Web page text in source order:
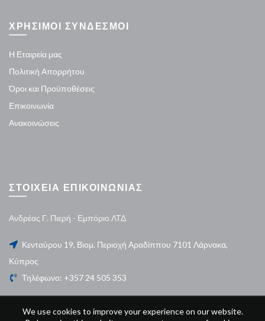
ΧΡΗΣΙΜΟΙ ΣΥΝΔΕΣΜΟΙ
Η Εταιρεία μας
Πολιτική Απορρήτου
Όροι και Προϋποθέσεις
Επικοινωνία
Ανακοινώσεις
ΣΤΟΙΧΕΙΑ ΕΠΙΚΟΙΝΩΝΙΑΣ
Ανδρέας Γ. Πιερή - Εμπόριο ΛΤΔ
Κενταύρου 19, Βιομ. Περιοχή Αραδίππου 7101 Λάρνακα,
Κύπρος
Τηλέφωνο: +357 24 505 353
We use cookies to improve your experience on our website.